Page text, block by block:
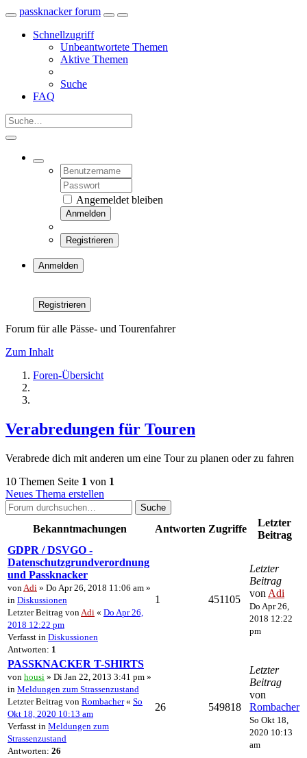
passknacker forum
Schnellzugriff
Unbeantwortete Themen
Aktive Themen
Suche
FAQ
Angemeldet bleiben
Anmelden
Registrieren
Anmelden
Registrieren
Forum für alle Pässe- und Tourenfahrer
Zum Inhalt
Foren-Übersicht
Verabredungen für Touren
Verabrede dich mit anderen um eine Tour zu planen oder zu fahren
10 Themen Seite 1 von 1
Neues Thema erstellen
Suche
Bekanntmachungen Antworten Zugriffe
Letzter
Beitrag
GDPR / DSVGO -
Datenschutzgrundverordnung
und Passknacker
von Adi » Do Apr 26, 2018 11:06 am »
in Diskussionen
Letzter Beitrag von Adi « Do Apr 26,
2018 12:22 pm
Verfasst in Diskussionen
Antworten: 1
1 451105
Letzter
Beitrag
von Adi
Do Apr 26,
2018 12:22
pm
PASSKNACKER T-SHIRTS
von housi » Di Jan 22, 2013 3:41 pm »
in Meldungen zum Strassenzustand
Letzter Beitrag von Rombacher« So
Okt 18, 2020 10:13 am
Verfasst in Meldungen zum
Strassenzustand
Antworten: 26
26 549818
Letzter
Beitrag
von
Rombacher
So Okt 18,
2020 10:13
am